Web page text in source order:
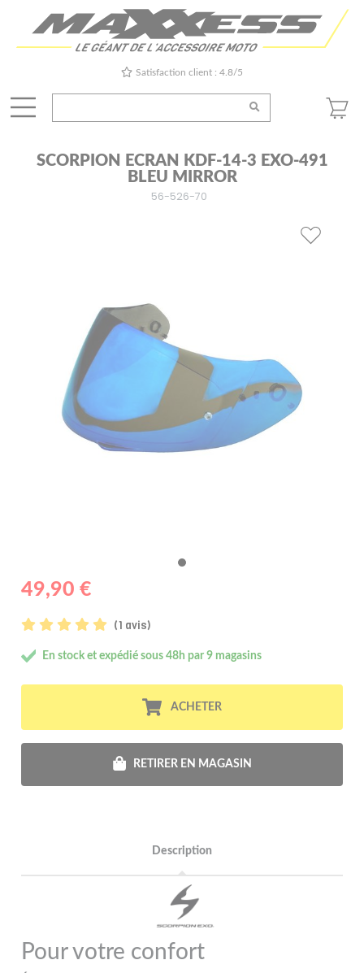
Satisfaction client : 4.8/5
SCORPION ECRAN KDF-14-3 EXO-491
BLEU MIRROR
56-526-70
49,90 €
(1 avis)
En stock et expédié sous 48h par 9 magasins
ACHETER
RETIRER EN MAGASIN
Description
Pour votre confort